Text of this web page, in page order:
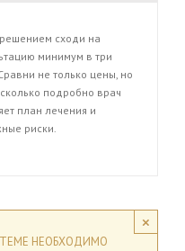
сходи на
минимум в три
не только цены, но
подробно врач
план лечения и
риски.
×
НЕОБХОДИМО